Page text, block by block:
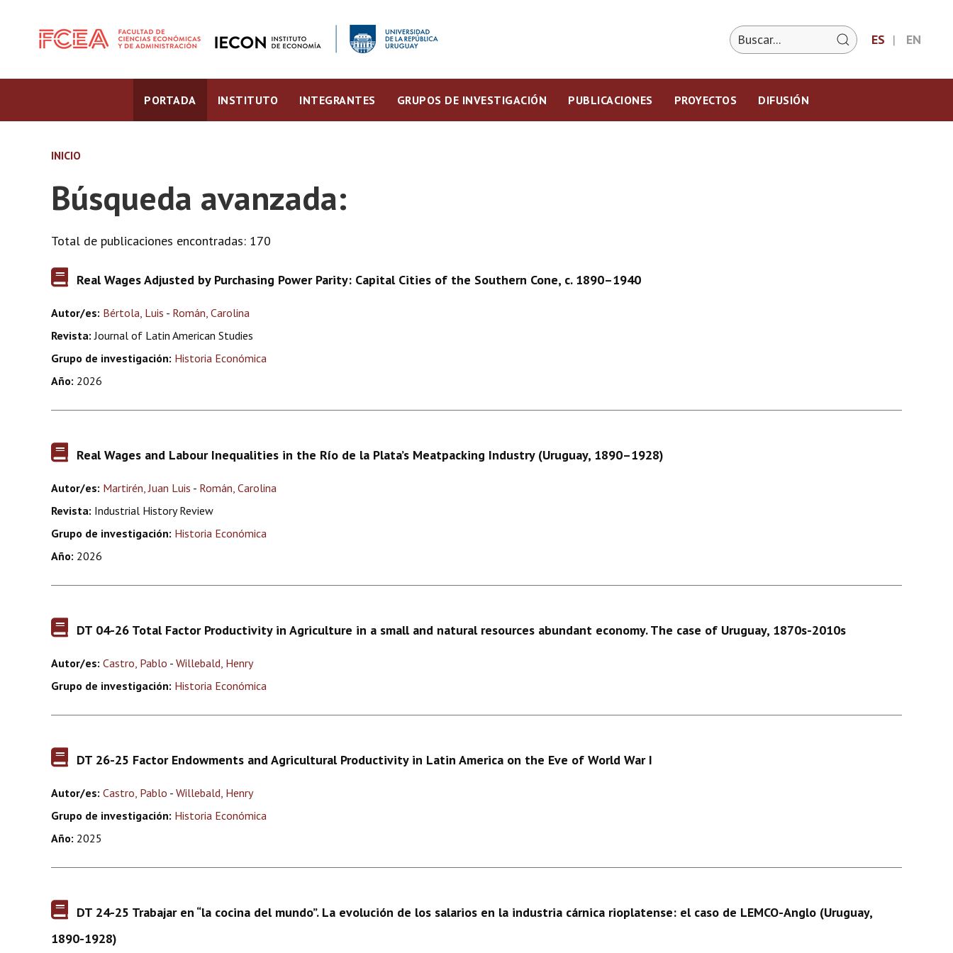
ES EN
PORTADA INSTITUTO INTEGRANTES GRUPOS DE INVESTIGACIÓN PUBLICACIONES PROYECTOS DIFUSIÓN
INICIO
Búsqueda avanzada:
Total de publicaciones encontradas: 170
Real Wages Adjusted by Purchasing Power Parity: Capital Cities of the Southern Cone, c. 1890–1940
Autor/es: Bértola, Luis - Román, Carolina
Revista: Journal of Latin American Studies
Grupo de investigación: Historia Económica
Año: 2026
Real Wages and Labour Inequalities in the Río de la Plata’s Meatpacking Industry (Uruguay, 1890–1928)
Autor/es: Martirén, Juan Luis - Román, Carolina
Revista: Industrial History Review
Grupo de investigación: Historia Económica
Año: 2026
DT 04-26 Total Factor Productivity in Agriculture in a small and natural resources abundant economy. The case of Uruguay, 1870s-2010s
Autor/es: Castro, Pablo - Willebald, Henry
Grupo de investigación: Historia Económica
DT 26-25 Factor Endowments and Agricultural Productivity in Latin America on the Eve of World War I
Autor/es: Castro, Pablo - Willebald, Henry
Grupo de investigación: Historia Económica
Año: 2025
DT 24-25 Trabajar en “la cocina del mundo”. La evolución de los salarios en la industria cárnica rioplatense: el caso de LEMCO-Anglo (Uruguay,
1890-1928)